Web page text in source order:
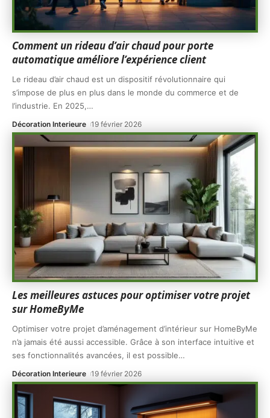
Comment un rideau d’air chaud pour porte
automatique améliore l’expérience client
Le rideau d’air chaud est un dispositif révolutionnaire qui
s’impose de plus en plus dans le monde du commerce et de
l’industrie. En 2025,…
Décoration Interieure 19 février 2026
Les meilleures astuces pour optimiser votre projet
sur HomeByMe
Optimiser votre projet d’aménagement d’intérieur sur HomeByMe
n’a jamais été aussi accessible. Grâce à son interface intuitive et
ses fonctionnalités avancées, il est possible…
Décoration Interieure 19 février 2026